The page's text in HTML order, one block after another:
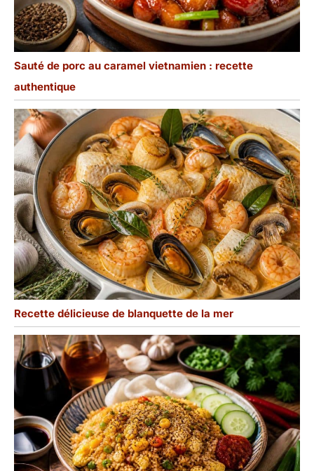
Sauté de porc au caramel vietnamien : recette
authentique
Recette délicieuse de blanquette de la mer